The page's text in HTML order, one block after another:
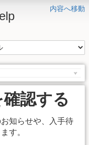
内容へ移動
認する
知らせや、入手待
す。